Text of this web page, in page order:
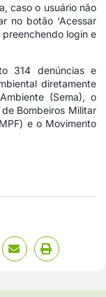
caso o usuário não
no botão ‘Acessar
preenchendo login e
314 denúncias e
diretamente
(Sema), o
Bombeiros Militar
e o Movimento